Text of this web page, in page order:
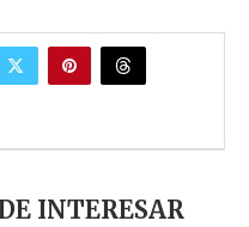
INTERESAR